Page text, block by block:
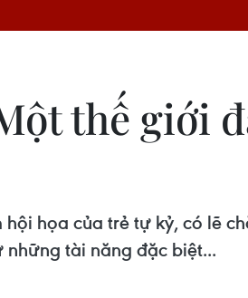
thế giới
họa của trẻ tự kỷ, có lẽ
tài năng đặc biệt...